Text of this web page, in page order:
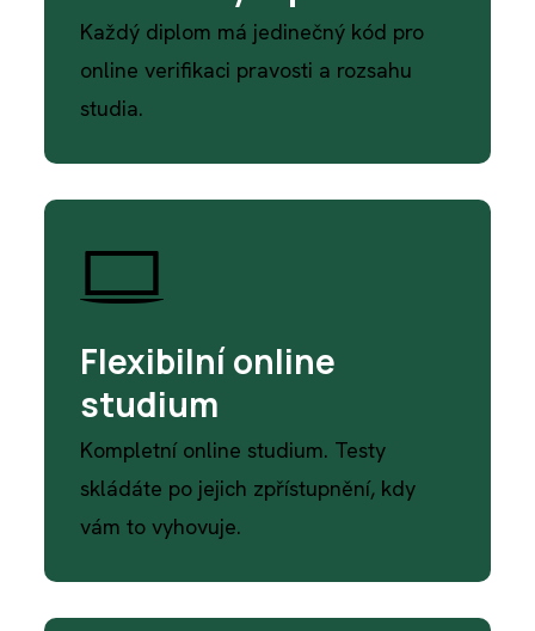
Každý diplom má jedinečný kód pro
online verifikaci pravosti a rozsahu
studia.
Flexibilní online
studium
Kompletní online studium. Testy
skládáte po jejich zpřístupnění, kdy
vám to vyhovuje.